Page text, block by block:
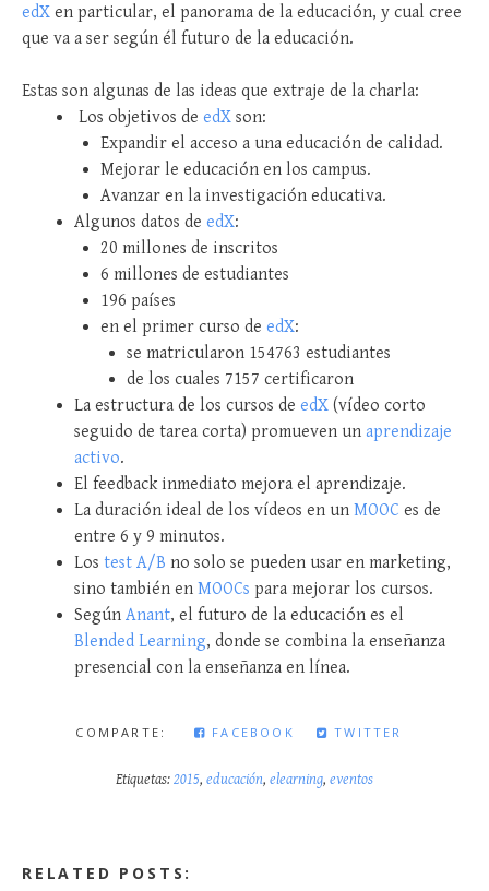
edX en particular, el panorama de la educación, y cual cree
que va a ser según él futuro de la educación.
Estas son algunas de las ideas que extraje de la charla:
Los objetivos de edX son:
Expandir el acceso a una educación de calidad.
Mejorar le educación en los campus.
Avanzar en la investigación educativa.
Algunos datos de edX:
20 millones de inscritos
6 millones de estudiantes
196 países
en el primer curso de edX:
se matricularon 154763 estudiantes
de los cuales 7157 certificaron
La estructura de los cursos de edX (vídeo corto
seguido de tarea corta) promueven un aprendizaje
activo.
El feedback inmediato mejora el aprendizaje.
La duración ideal de los vídeos en un MOOC es de
entre 6 y 9 minutos.
Los test A/B no solo se pueden usar en marketing,
sino también en MOOCs para mejorar los cursos.
Según Anant, el futuro de la educación es el
Blended Learning, donde se combina la enseñanza
presencial con la enseñanza en línea.
COMPARTE: FACEBOOK TWITTER
Etiquetas:2015, educación, elearning, eventos
RELATED POSTS: